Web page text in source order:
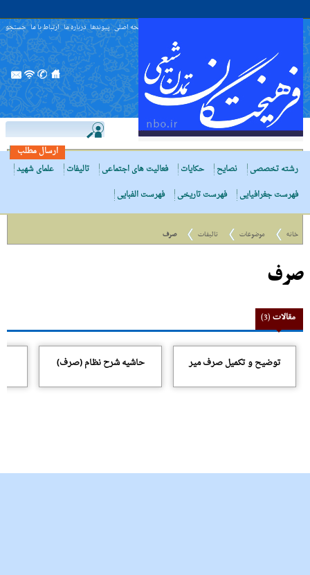
صفحه اصلی پیوندها درباره ما ارتباط با ما جستجو
ارسال مطلب
رشته تخصصی
نصایح حکایات فعالیت های اجتماعی تالیفات
علمای شهید
فهرست جغرافیایی
فهرست تاریخی فهرست الفبایی
خانه موضوعات تالیفات صرف
صرف
مقالات(3)
توضیح و تکمیل صرف میر حاشیه شرح نظام (صرف)